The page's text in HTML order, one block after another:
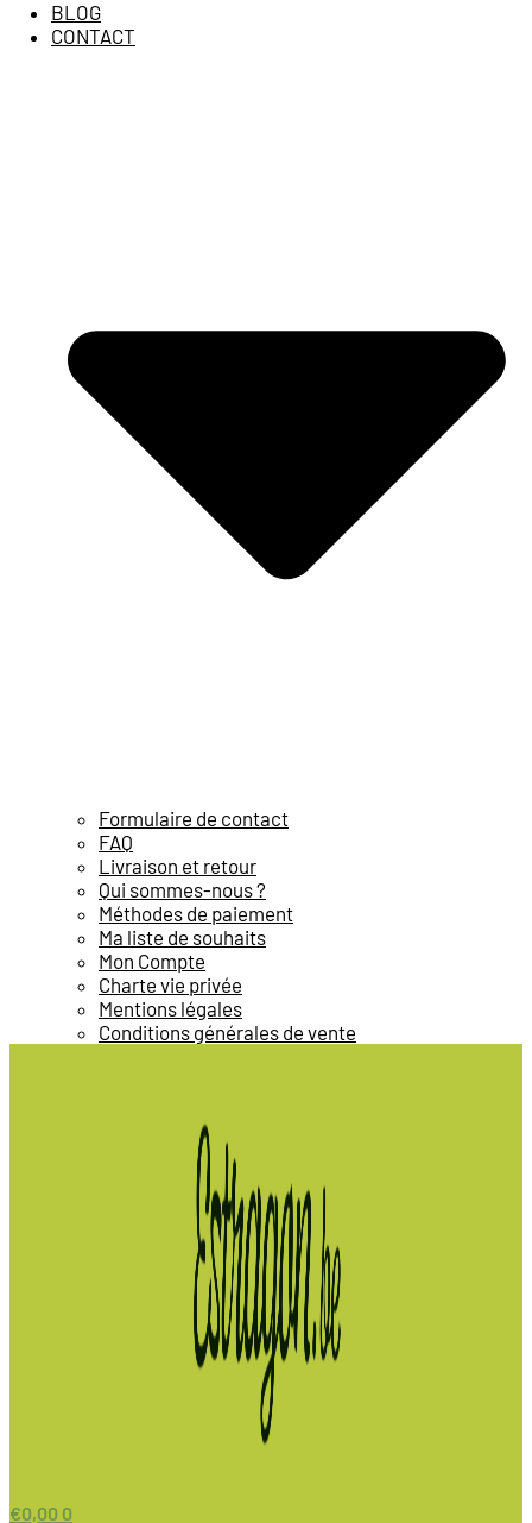
BLOG
CONTACT
Formulaire de contact
FAQ
Livraison et retour
Qui sommes-nous ?
Méthodes de paiement
Ma liste de souhaits
Mon Compte
Charte vie privée
Mentions légales
Conditions générales de vente
€0,00 0